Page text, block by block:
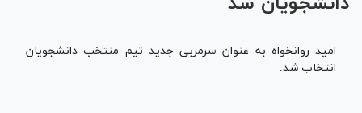
امید روانخواه به عنوان سرمربی جدید تیم منتخب دانشجویان
انتخاب شد.